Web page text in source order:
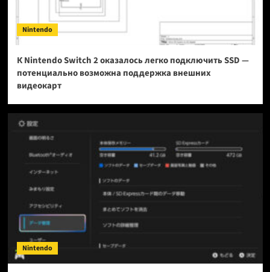
Nintendo
К Nintendo Switch 2 оказалось легко подключить SSD —
потенциально возможна поддержка внешних
видеокарт
Nintendo